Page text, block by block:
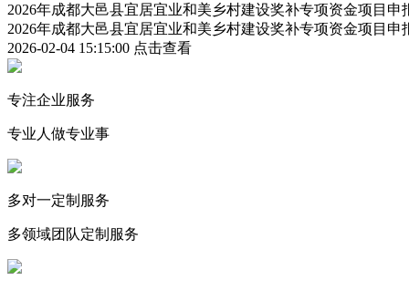
2026年成都大邑县宜居宜业和美乡村建设奖补专项资金项目
2026年成都大邑县宜居宜业和美乡村建设奖补专项资金项目
2026-02-04 15:15:00 点击查看
专注企业服务
专业人做专业事
多对一定制服务
多领域团队定制服务